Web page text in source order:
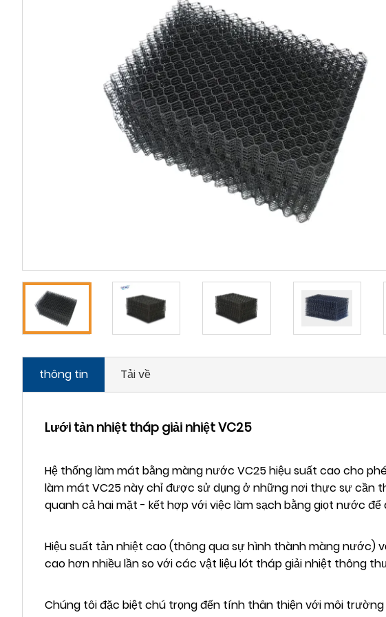
thông tin Tải về
Lưới tản nhiệt tháp giải nhiệt VC25
Hệ thống làm mát bằng màng nước VC25 hiệu suất cao cho
làm mát VC25 này chỉ được sử dụng ở những nơi thực sự cần
quanh cả hai mặt - kết hợp với việc làm sạch bằng giọt nước
Hiệu suất tản nhiệt cao (thông qua sự hình thành màng nước)
cao hơn nhiều lần so với các vật liệu lót tháp giải nhiệt thông
Chúng tôi đặc biệt chú trọng đến tính thân thiện với môi